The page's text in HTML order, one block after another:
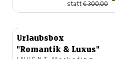
statt€ 300,00
Urlaubsbox
"Romantik & Luxus"